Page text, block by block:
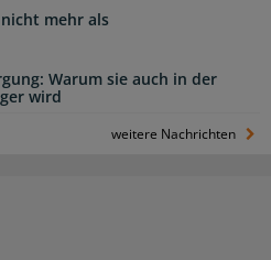
mehr als
Warum sie auch in der
wird
weitere Nachrichten